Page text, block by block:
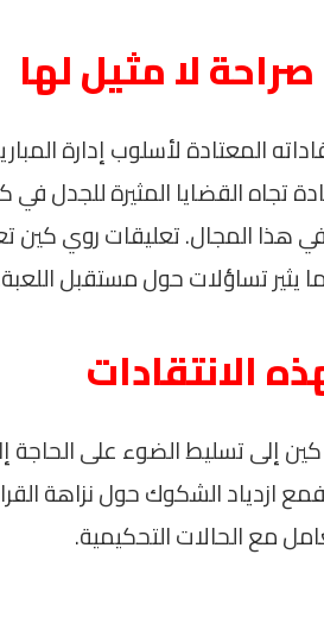
لا مثيل لها
المعتادة لأسلوب إدارة
تجاه القضايا المثيرة للجدل في
في هذا المجال. تعليقات روي
يثير تساؤلات حول مستقبل
الانتقادات
إلى تسليط الضوء على الحاجة
فمع ازدياد الشكوك حول نزاهة
مع الحالات التحكيمية.